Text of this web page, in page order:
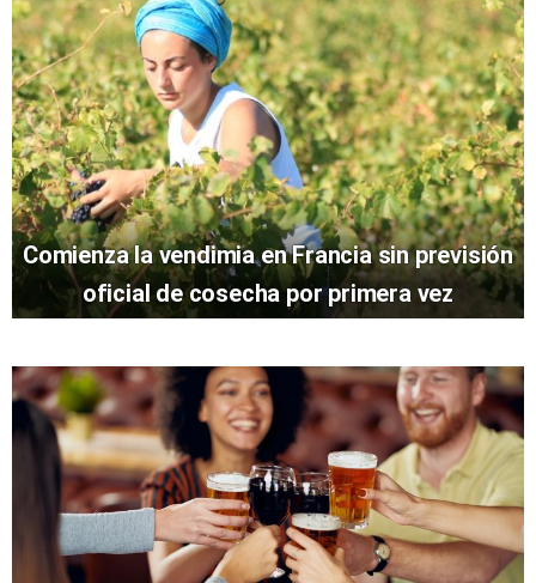
Comienza la vendimia en Francia sin previsión
oficial de cosecha por primera vez